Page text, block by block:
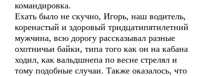
командировка.
Ехать было не скучно, Игорь, наш водитель,
коренастый и здоровый тридцатипятилетний
мужчина, всю дорогу рассказывал разные
охотничьи байки, типа того как он на кабана
ходил, как вальдшнепа по весне стрелял и
тому подобные случаи. Также оказалось, что